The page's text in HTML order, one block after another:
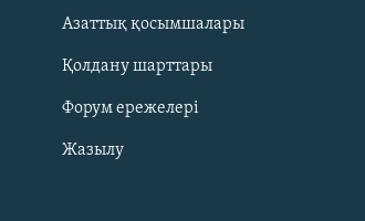
ЖАЗЫЛЫҢЫЗ
Азаттық қосымшалары
Қолдану шарттары
Форум ережелері
Жазылу